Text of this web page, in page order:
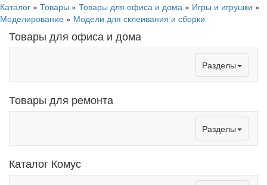
Каталог » Товары » Товары для офиса и дома » Игры и игрушки »
Моделирование » Модели для склеивания и сборки
Товары для офиса и дома
Toggle
navigation
Разделы
Товары для ремонта
Toggle
navigation
Разделы
Каталог Комус